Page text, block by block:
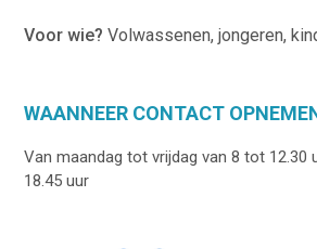
Voor wie? Volwassenen, jongeren,
WAANNEER CONTACT
Van maandag tot vrijdag van 8 tot 12.30
18.45 uur